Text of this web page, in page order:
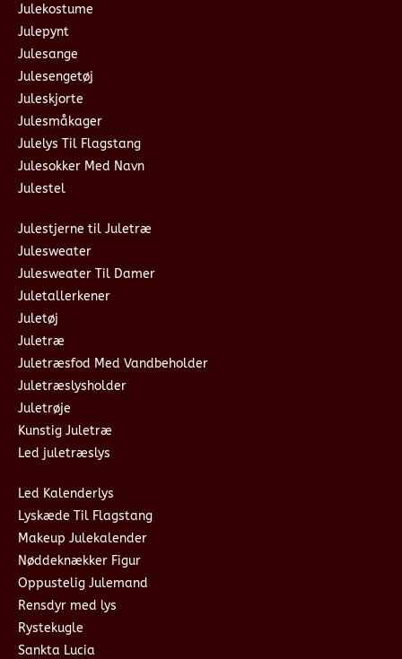
Julekostume
Julepynt
Julesange
Julesengetøj
Juleskjorte
Julesmåkager
Julelys Til Flagstang
Julesokker Med Navn
Julestel
Julestjerne til Juletræ
Julesweater
Julesweater Til Damer
Juletallerkener
Juletøj
Juletræ
Juletræsfod Med Vandbeholder
Juletræslysholder
Juletrøje
Kunstig Juletræ
Led juletræslys
Led Kalenderlys
Lyskæde Til Flagstang
Makeup Julekalender
Nøddeknækker Figur
Oppustelig Julemand
Rensdyr med lys
Rystekugle
Sankta Lucia